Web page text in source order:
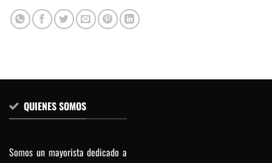
QUIENES SOMOS
Somos un mayorista dedicado a